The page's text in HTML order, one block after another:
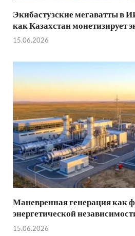
Экибастузские мегаватты в
как Казахстан монетизирует
15.06.2026
Маневренная генерация как
энергетической
15.06.2026